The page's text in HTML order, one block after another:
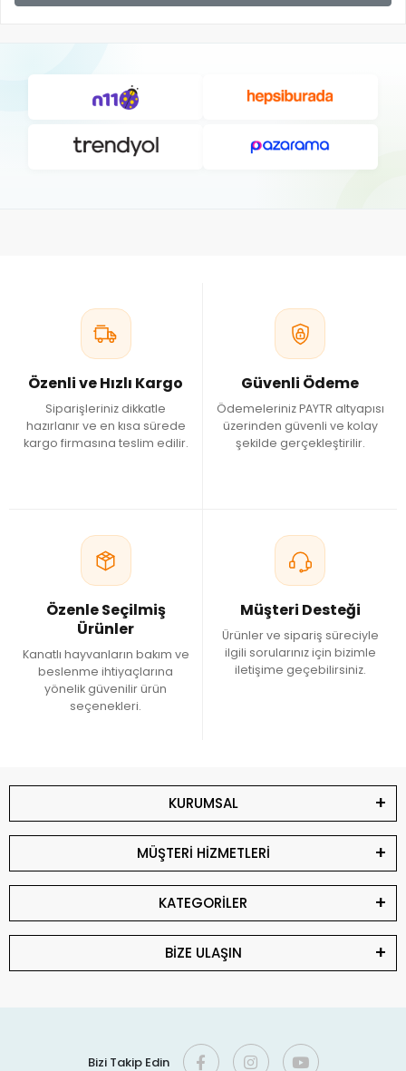
Özenli ve Hızlı Kargo
Siparişleriniz dikkatle
hazırlanır ve en kısa sürede
kargo firmasına teslim edilir.
Güvenli Ödeme
Ödemeleriniz PAYTR altyapısı
üzerinden güvenli ve kolay
şekilde gerçekleştirilir.
Özenle Seçilmiş
Ürünler
Kanatlı hayvanların bakım ve
beslenme ihtiyaçlarına
yönelik güvenilir ürün
seçenekleri.
Müşteri Desteği
Ürünler ve sipariş süreciyle
ilgili sorularınız için bizimle
iletişime geçebilirsiniz.
KURUMSAL
MÜŞTERİ HİZMETLERİ
KATEGORİLER
BİZE ULAŞIN
Bizi Takip Edin